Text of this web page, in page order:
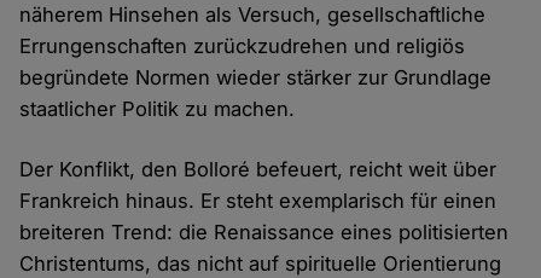
näherem Hinsehen als Versuch, gesellschaftliche
Errungenschaften zurückzudrehen und religiös
begründete Normen wieder stärker zur Grundlage
staatlicher Politik zu machen.
Der Konflikt, den Bolloré befeuert, reicht weit über
Frankreich hinaus. Er steht exemplarisch für einen
breiteren Trend: die Renaissance eines politisierten
Christentums, das nicht auf spirituelle Orientierung